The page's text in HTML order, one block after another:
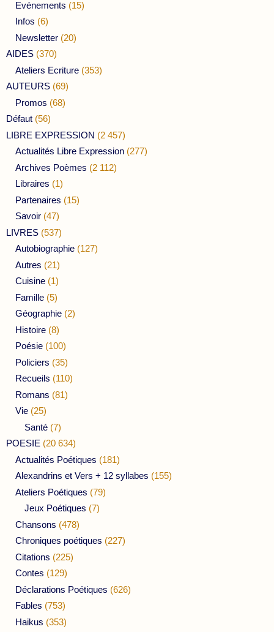
Evénements (15)
Infos (6)
Newsletter (20)
AIDES (370)
Ateliers Ecriture (353)
AUTEURS (69)
Promos (68)
Défaut (56)
LIBRE EXPRESSION (2 457)
Actualités Libre Expression (277)
Archives Poèmes (2 112)
Libraires (1)
Partenaires (15)
Savoir (47)
LIVRES (537)
Autobiographie (127)
Autres (21)
Cuisine (1)
Famille (5)
Géographie (2)
Histoire (8)
Poésie (100)
Policiers (35)
Recueils (110)
Romans (81)
Vie (25)
Santé (7)
POESIE (20 634)
Actualités Poétiques (181)
Alexandrins et Vers + 12 syllabes (155)
Ateliers Poétiques (79)
Jeux Poétiques (7)
Chansons (478)
Chroniques poétiques (227)
Citations (225)
Contes (129)
Déclarations Poétiques (626)
Fables (753)
Haikus (353)